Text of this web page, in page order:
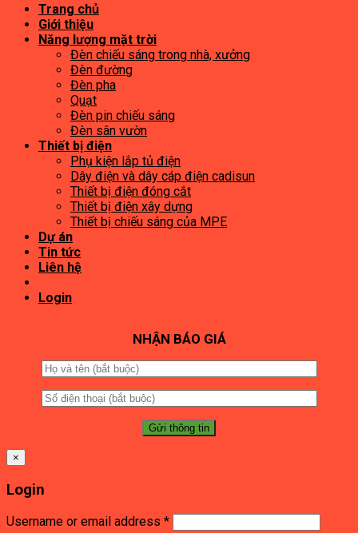
Trang chủ
Giới thiệu
Năng lượng mặt trời
Đèn chiếu sáng trong nhà, xưởng
Đèn đường
Đèn pha
Quạt
Đèn pin chiếu sáng
Đèn sân vườn
Thiết bị điện
Phụ kiện lắp tủ điện
Dây điện và dây cáp điện cadisun
Thiết bị điện đóng cắt
Thiết bị điện xây dựng
Thiết bị chiếu sáng của MPE
Dự án
Tin tức
Liên hệ
Login
NHẬN BÁO GIÁ
×
Login
Username or email address *